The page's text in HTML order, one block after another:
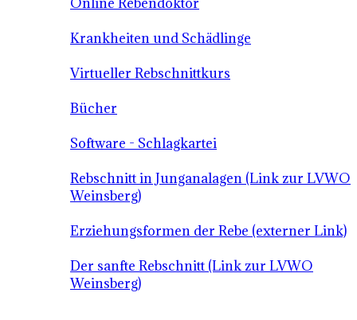
Krankheiten und Schädlinge
Virtueller Rebschnittkurs
Bücher
Software - Schlagkartei
Rebschnitt in Junganalagen (Link zur LVWO
Weinsberg)
Erziehungsformen der Rebe (externer Link)
Der sanfte Rebschnitt (Link zur LVWO
Weinsberg)